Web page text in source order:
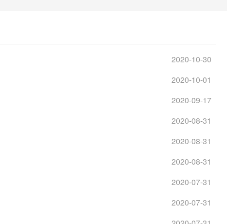
2020-10-30
2020-10-01
2020-09-17
2020-08-31
2020-08-31
2020-08-31
2020-07-31
2020-07-31